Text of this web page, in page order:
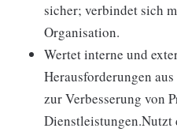
sicher; verbindet sich
Organisation.
Wertet interne und
Herausforderungen
zur Verbesserung von
Dienstleistungen.Nutzt